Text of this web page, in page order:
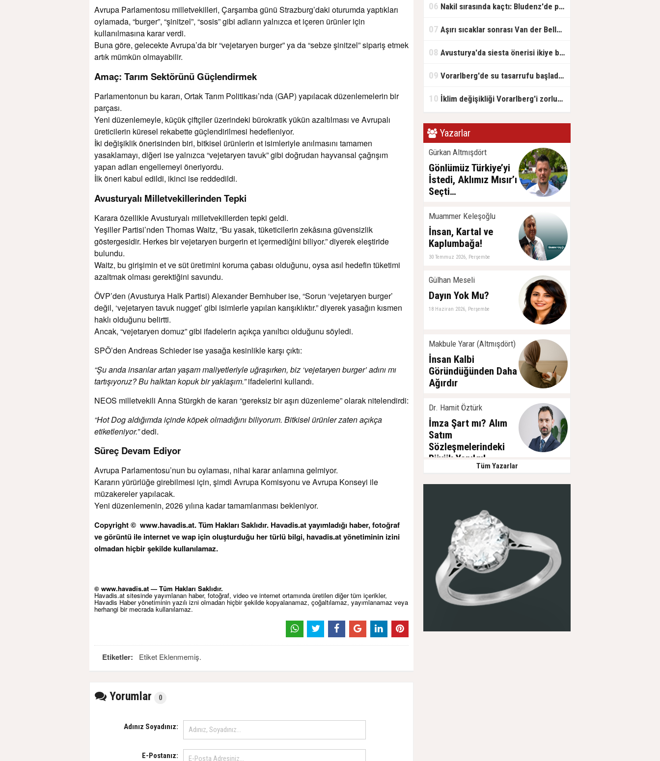
Avrupa Parlamentosu milletvekilleri, Çarşamba günü Strazburg’daki oturumda yaptıkları
oylamada, “burger”, “şinitzel”, “sosis” gibi adların yalnızca et içeren ürünler için
kullanılmasına karar verdi.
Buna göre, gelecekte Avrupa’da bir “vejetaryen burger” ya da “sebze şinitzel” sipariş etmek
artık mümkün olmayabilir.
Amaç: Tarım Sektörünü Güçlendirmek
Parlamentonun bu kararı, Ortak Tarım Politikası’nda (GAP) yapılacak düzenlemelerin bir
parçası.
Yeni düzenlemeyle, küçük çiftçiler üzerindeki bürokratik yükün azaltılması ve Avrupalı
üreticilerin küresel rekabette güçlendirilmesi hedefleniyor.
İki değişiklik önerisinden biri, bitkisel ürünlerin et isimleriyle anılmasını tamamen
yasaklamayı, diğeri ise yalnızca “vejetaryen tavuk” gibi doğrudan hayvansal çağrışım
yapan adları engellemeyi öneriyordu.
İlk öneri kabul edildi, ikinci ise reddedildi.
Avusturyalı Milletvekillerinden Tepki
Karara özellikle Avusturyalı milletvekillerden tepki geldi.
Yeşiller Partisi’nden Thomas Waitz, “Bu yasak, tüketicilerin zekâsına güvensizlik
göstergesidir. Herkes bir vejetaryen burgerin et içermediğini biliyor.” diyerek eleştiride
bulundu.
Waitz, bu girişimin et ve süt üretimini koruma çabası olduğunu, oysa asıl hedefin tüketimi
azaltmak olması gerektiğini savundu.
ÖVP’den (Avusturya Halk Partisi) Alexander Bernhuber ise, “Sorun ‘vejetaryen burger’
değil, ‘vejetaryen tavuk nugget’ gibi isimlerle yapılan karışıklıktır.” diyerek yasağın kısmen
haklı olduğunu belirtti.
Ancak, “vejetaryen domuz” gibi ifadelerin açıkça yanıltıcı olduğunu söyledi.
SPÖ’den Andreas Schieder ise yasağa kesinlikle karşı çıktı:
“Şu anda insanlar artan yaşam maliyetleriyle uğraşırken, biz ‘vejetaryen burger’ adını mı
tartışıyoruz? Bu halktan kopuk bir yaklaşım.”ifadelerini kullandı.
NEOS milletvekili Anna Stürgkh de kararı “gereksiz bir aşırı düzenleme” olarak nitelendirdi:
“Hot Dog aldığımda içinde köpek olmadığını biliyorum. Bitkisel ürünler zaten açıkça
etiketleniyor.”dedi.
Süreç Devam Ediyor
Avrupa Parlamentosu’nun bu oylaması, nihai karar anlamına gelmiyor.
Kararın yürürlüğe girebilmesi için, şimdi Avrupa Komisyonu ve Avrupa Konseyi ile
müzakereler yapılacak.
Yeni düzenlemenin, 2026 yılına kadar tamamlanması bekleniyor.
Copyright © www.havadis.at. Tüm Hakları Saklıdır. Havadis.at yayımladığı haber, fotoğraf
ve görüntü ile internet ve wap için oluşturduğu her türlü bilgi, havadis.at yönetiminin izini
olmadan hiçbir şekilde kullanılamaz.
© www.havadis.at — Tüm Hakları Saklıdır.
Havadis.at sitesinde yayımlanan haber, fotoğraf, video ve internet ortamında üretilen diğer tüm içerikler,
Havadis Haber yönetiminin yazılı izni olmadan hiçbir şekilde kopyalanamaz, çoğaltılamaz, yayımlanamaz veya
herhangi bir mecrada kullanılamaz.
Etiketler: Etiket Eklenmemiş.
Yorumlar 0
Adınız Soyadınız:
E-Postanız:
06 Nakil sırasında kaçtı: Bludenz'de polis seferber oldu
07 Aşırı sıcaklar sonrası Van der Bellen'den dikkat çeken açıklama
08 Avusturya'da siesta önerisi ikiye böldü
09 Vorarlberg'de su tasarrufu başladı: İlk çeşmeler kapatıldı
10 İklim değişikliği Vorarlberg'i zorluyor
Yazarlar
Gürkan Altmışdört
Gönlümüz Türkiye’yi
İstedi, Aklımız Mısır’ı
Seçti…
Muammer Keleşoğlu
İnsan, Kartal ve
Kaplumbağa!
30 Temmuz 2026, Perşembe
Gülhan Meseli
Dayın Yok Mu?
18 Haziran 2026, Perşembe
Makbule Yarar (Altmışdört)
İnsan Kalbi
Göründüğünden Daha
Ağırdır
Dr. Hamit Öztürk
İmza Şart mı? Alım
Satım
Sözleşmelerindeki
Büyük Yanılgı!
Tüm Yazarlar